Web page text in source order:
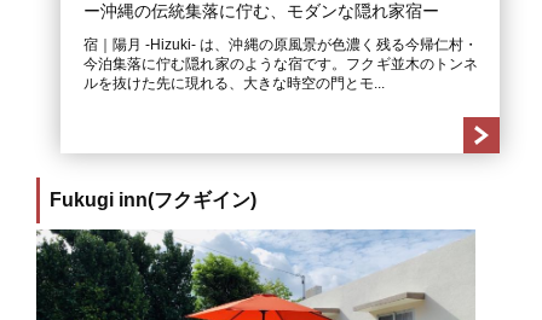
ー沖縄の伝統集落に佇む、モダンな隠れ家宿ー
宿｜陽月 -Hizuki- は、沖縄の原風景が色濃く残る今帰仁村・
今泊集落に佇む隠れ家のような宿です。フクギ並木のトンネ
ルを抜けた先に現れる、大きな時空の門とモ...
Fukugi inn(フクギイン)